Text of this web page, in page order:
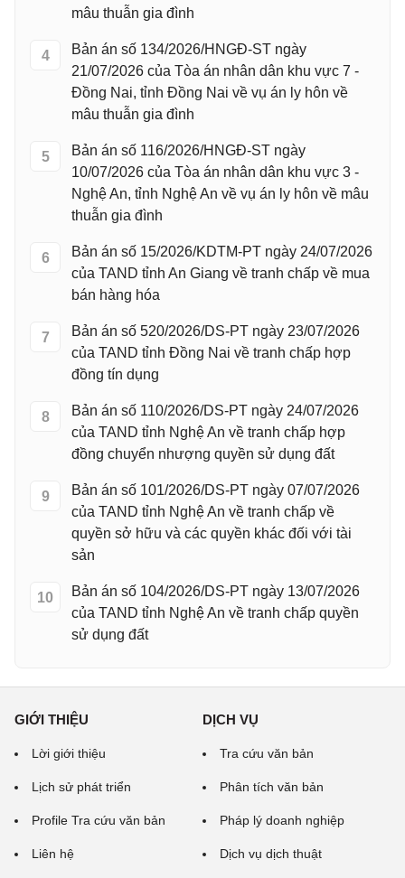
mâu thuẫn gia đình
4
Bản án số 134/2026/HNGĐ-ST ngày
21/07/2026 của Tòa án nhân dân khu vực 7 -
Đồng Nai, tỉnh Đồng Nai về vụ án ly hôn về
mâu thuẫn gia đình
5
Bản án số 116/2026/HNGĐ-ST ngày
10/07/2026 của Tòa án nhân dân khu vực 3 -
Nghệ An, tỉnh Nghệ An về vụ án ly hôn về mâu
thuẫn gia đình
6
Bản án số 15/2026/KDTM-PT ngày 24/07/2026
của TAND tỉnh An Giang về tranh chấp về mua
bán hàng hóa
7
Bản án số 520/2026/DS-PT ngày 23/07/2026
của TAND tỉnh Đồng Nai về tranh chấp hợp
đồng tín dụng
8
Bản án số 110/2026/DS-PT ngày 24/07/2026
của TAND tỉnh Nghệ An về tranh chấp hợp
đồng chuyển nhượng quyền sử dụng đất
9
Bản án số 101/2026/DS-PT ngày 07/07/2026
của TAND tỉnh Nghệ An về tranh chấp về
quyền sở hữu và các quyền khác đối với tài
sản
10
Bản án số 104/2026/DS-PT ngày 13/07/2026
của TAND tỉnh Nghệ An về tranh chấp quyền
sử dụng đất
GIỚI THIỆU
Lời giới thiệu
Lịch sử phát triển
Profile Tra cứu văn bản
Liên hệ
DỊCH VỤ
Tra cứu văn bản
Phân tích văn bản
Pháp lý doanh nghiệp
Dịch vụ dịch thuật